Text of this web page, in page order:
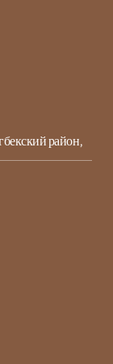
район,